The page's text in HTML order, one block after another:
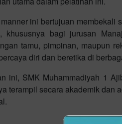
ini bertujuan membekali
khususnya bagi jurusan
tamu, pimpinan, maupun
diri dan beretika di
ini, SMK Muhammadiyah 1
terampil secara akademik dan